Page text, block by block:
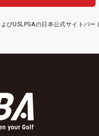
びUSLPGAの日本公式サイトパー